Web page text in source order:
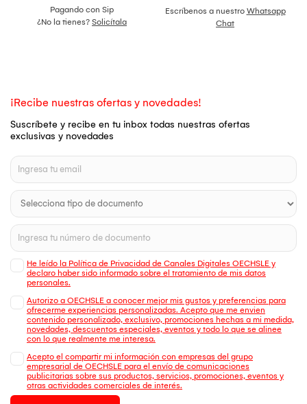
Pagando con Sip
¿No la tienes? Solicítala
Escríbenos a nuestro Whatsapp
Chat
¡Recibe nuestras ofertas y novedades!
Suscríbete y recibe en tu inbox todas nuestras ofertas
exclusivas y novedades
He leído la Política de Privacidad de Canales Digitales OECHSLE y
declaro haber sido informado sobre el tratamiento de mis datos
personales.
Autorizo a OECHSLE a conocer mejor mis gustos y preferencias para
ofrecerme experiencias personalizadas. Acepto que me envien
contenido personalizado, exclusivo, promociones hechas a mi medida,
novedades, descuentos especiales, eventos y todo lo que se alinee
con lo que realmente me interesa.
Acepto el compartir mi información con empresas del grupo
empresarial de OECHSLE para el envío de comunicaciones
publicitarias sobre sus productos, servicios, promociones, eventos y
otras actividades comerciales de interés.